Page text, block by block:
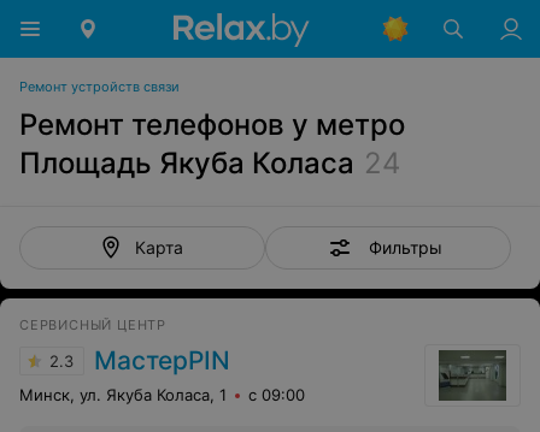
Ремонт устройств связи
Ремонт телефонов у метро
Площадь Якуба Коласа 24
Карта Фильтры
СЕРВИСНЫЙ ЦЕНТР
2.3 МастерPIN
Минск, ул. Якуба Коласа, 1 с 09:00